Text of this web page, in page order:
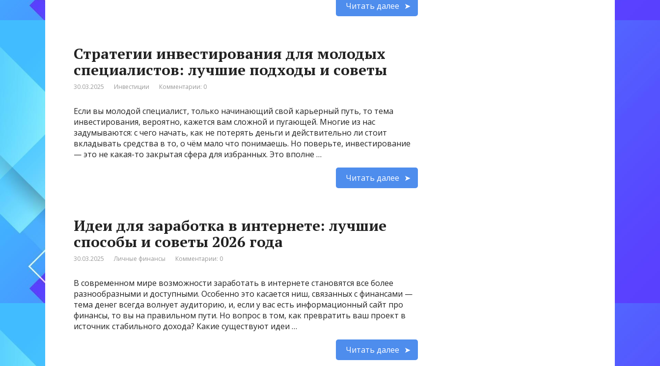
Читать далее
Стратегии инвестирования для молодых
специалистов: лучшие подходы и советы
30.03.2025 Инвестиции Комментарии: 0
Если вы молодой специалист, только начинающий свой карьерный путь, то тема
инвестирования, вероятно, кажется вам сложной и пугающей. Многие из нас
задумываются: с чего начать, как не потерять деньги и действительно ли стоит
вкладывать средства в то, о чём мало что понимаешь. Но поверьте, инвестирование
— это не какая-то закрытая сфера для избранных. Это вполне …
Читать далее
Идеи для заработка в интернете: лучшие
способы и советы 2026 года
30.03.2025 Личные финансы Комментарии: 0
В современном мире возможности заработать в интернете становятся все более
разнообразными и доступными. Особенно это касается ниш, связанных с финансами —
тема денег всегда волнует аудиторию, и, если у вас есть информационный сайт про
финансы, то вы на правильном пути. Но вопрос в том, как превратить ваш проект в
источник стабильного дохода? Какие существуют идеи …
Читать далее